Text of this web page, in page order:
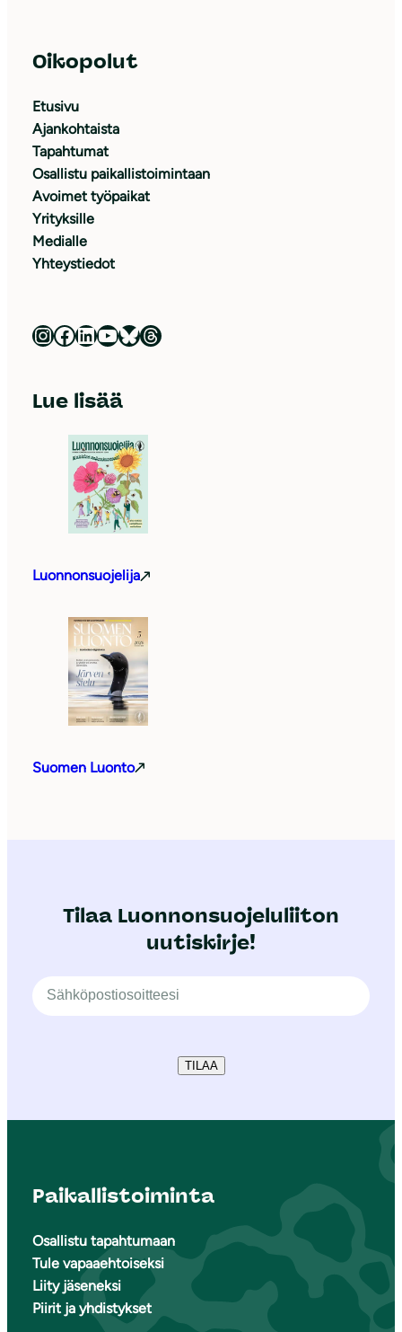
Oikopolut
Etusivu
Ajankohtaista
Tapahtumat
Osallistu paikallistoimintaan
Avoimet työpaikat
Yrityksille
Medialle
Yhteystiedot
Luonnonsuojeluliitto Instagramissa Luonnonsuojeluliitto Facebookissa Luonnonsuojeluliitto LinkedInissä Luonnonsuojeluliiton YouTube-kanava Luonnonsuojeluliitto Blueskyssa Luonnonsuojeluliitto Threadsissa
Lue lisää
Luonnonsuojelija
Suomen Luonto
Tilaa Luonnonsuojeluliiton
uutiskirje!
TILAA
Paikallistoiminta
Osallistu tapahtumaan
Tule vapaaehtoiseksi
Liity jäseneksi
Piirit ja yhdistykset